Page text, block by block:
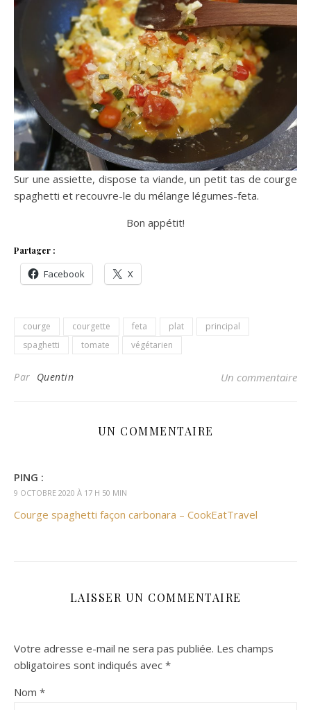
Sur une assiette, dispose ta viande, un petit tas de courge
spaghetti et recouvre-le du mélange légumes-feta.
Bon appétit!
Partager :
Facebook X
courge courgette feta plat
principal
spaghetti
tomate végétarien
Par Quentin Un commentaire
UN COMMENTAIRE
PING :
9 OCTOBRE 2020 À 17 H 50 MIN
Courge spaghetti façon carbonara – CookEatTravel
LAISSER UN COMMENTAIRE
Votre adresse e-mail ne sera pas publiée. Les champs
obligatoires sont indiqués avec *
Nom *